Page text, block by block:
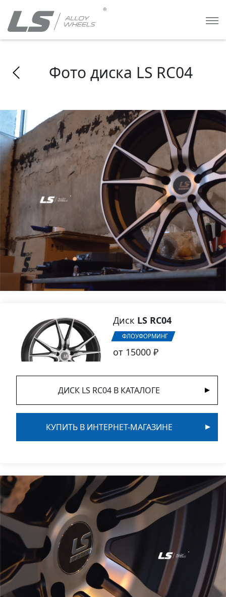
Фото диска LS RC04
Диск LS RC04
ФЛОУФОРМИНГ
от 15000 ₽
ДИСК LS RC04 В КАТАЛОГЕ
КУПИТЬ В ИНТЕРНЕТ-МАГАЗИНЕ